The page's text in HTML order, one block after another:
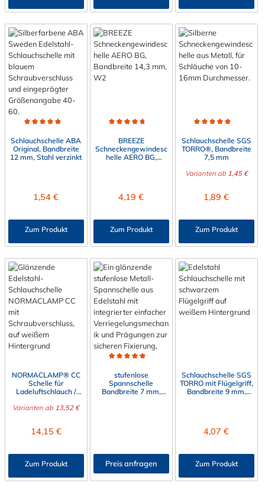
Schlauchschelle ABA
Original, Bandbreite
12 mm, Stahl verzinkt
Regulärer Preis:
1,54 €
Zum Produkt
BREEZE
Schneckengewindesc
helle AERO BG,
Regulärer Preis:
4,19 €
Zum Produkt
Schlauchschelle SGS
TORRO®, Bandbreite
7,5 mm
Varianten ab1,45 €
Regulärer Preis:
1,89 €
Zum Produkt
NORMACLAMP® CC
Schelle für
Ladeluftschlauch /
Varianten ab 13,52 €
Regulärer Preis:
14,15 €
Zum Produkt
stufenlose
Spannschelle
Bandbreite 7 mm,
Preis anfragen
Schlauchschelle SGS
TORRO mit Flügelgriff,
Bandbreite 9 mm,
Regulärer Preis:
4,07 €
Zum Produkt